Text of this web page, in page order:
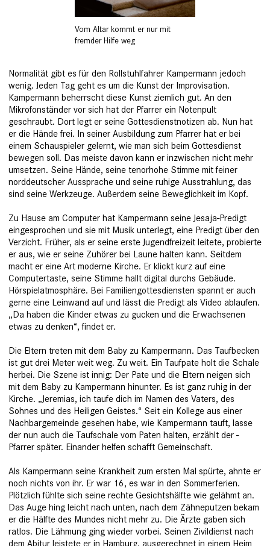
Vom Altar kommt er nur mit
fremder Hilfe weg
Normalität gibt es für den Rollstuhlfahrer Kampermann jedoch
wenig. Jeden Tag geht es um die Kunst der Improvisa­tion.
Kampermann beherrscht diese Kunst ziemlich gut. An den
Mikrofonständer vor sich hat der Pfarrer ein Notenpult
geschraubt. Dort legt er seine Gottesdienstnotizen ab. Nun hat
er die Hände frei. In seiner Ausbildung zum Pfarrer hat er bei
einem Schauspieler gelernt, wie man sich beim Gottesdienst
bewegen soll. Das meiste davon kann er inzwischen nicht mehr
umsetzen. Seine Hände, seine tenorhohe Stimme mit feiner
norddeutscher Aussprache und seine ruhige Ausstrahlung, das
sind seine Werkzeuge. Außerdem ­seine Beweglichkeit im Kopf.
Zu Hause am Computer hat Kampermann seine Jesaja-Predigt
eingesprochen und sie mit Musik unterlegt, eine Predigt über den
Verzicht. Früher, als er seine erste Jugendfreizeit leitete, probierte
er aus, wie er seine Zuhörer bei Laune halten kann. Seitdem
macht er eine Art moderne ­Kirche. Er klickt kurz auf eine
Computertaste, seine Stimme hallt digital durchs ­Gebäude.
Hörspielatmosphäre. Bei Familien­gottesdiensten spannt er auch
gerne eine Leinwand auf und lässt die ­Predigt als Video ablaufen.
„Da haben die Kinder etwas zu gucken und die Erwachsenen
etwas zu denken“, findet er.
Die Eltern treten mit dem Baby zu ­Kampermann. Das Taufbecken
ist gut drei Meter weit weg. Zu weit. Ein Taufpate holt die Schale
herbei. Die Szene ist innig: Der Pate und die Eltern neigen sich
mit dem Baby zu Kampermann hinunter. Es ist ganz ruhig in der
Kirche. „Jeremias, ich taufe dich im Namen des Vaters, des
Sohnes und des Heiligen Geistes.“ Seit ein Kollege aus einer
Nachbargemeinde ge­sehen habe, wie Kampermann tauft, lasse
der nun auch die Taufschale vom ­Paten halten, erzählt der ­
Pfarrer später. Einander helfen schafft Gemeinschaft.
Als Kampermann seine Krankheit zum ersten Mal spürte, ahnte er
noch nichts von ihr. Er war 16, es war in den Sommerferien.
Plötzlich fühlte sich seine rechte Gesichtshälfte wie gelähmt an.
Das Auge hing leicht nach unten, nach dem Zähneputzen bekam
er die Hälfte des Mundes nicht mehr zu. Die Ärzte gaben sich
ratlos. Die Lähmung ging wieder vorbei. Seinen Zivildienst nach
dem Abitur leistete er in Hamburg, ausgerechnet in einem Heim